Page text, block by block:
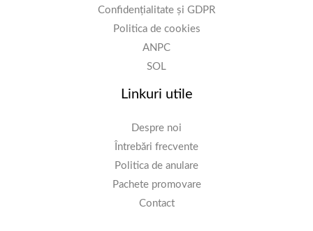
Confidențialitate și GDPR
Politica de cookies
ANPC
SOL
Linkuri utile
Despre noi
Întrebări frecvente
Politica de anulare
Pachete promovare
Contact